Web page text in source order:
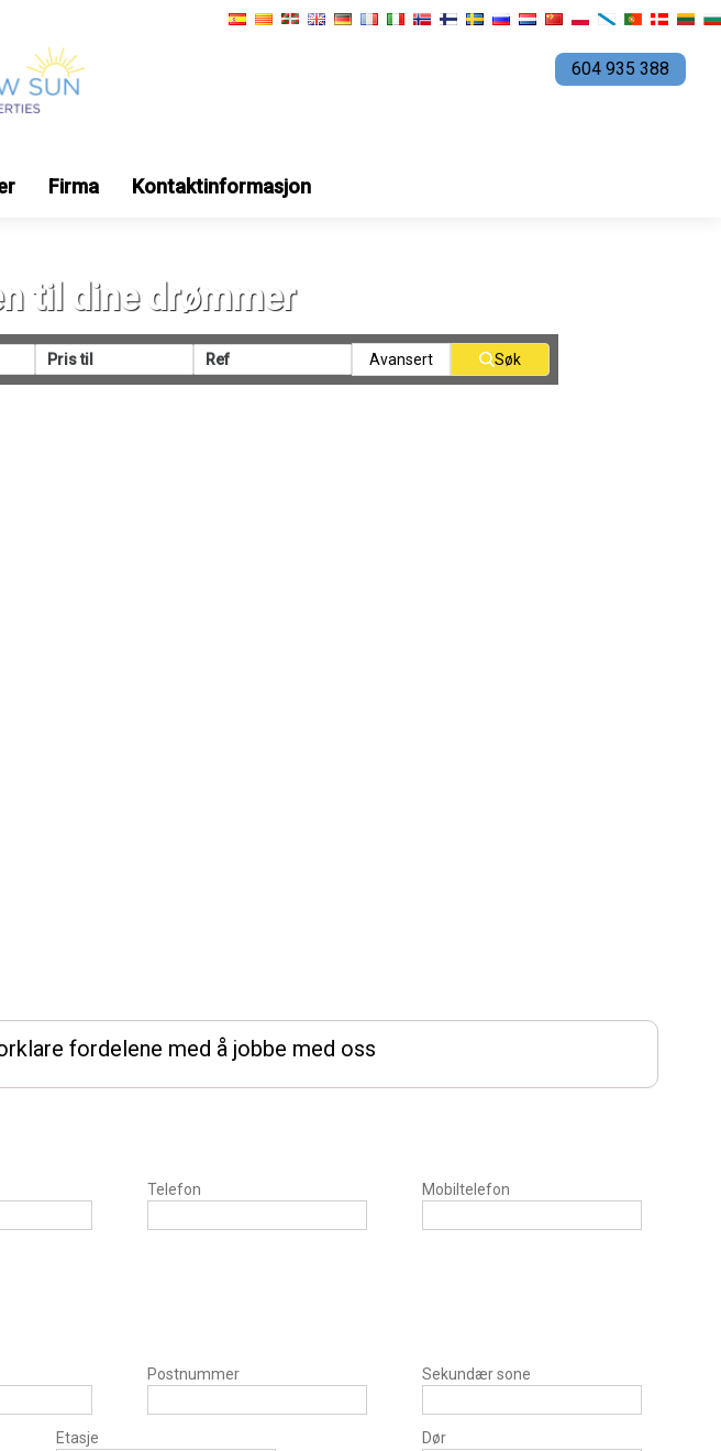
604 935 388
Firma Kontaktinformasjon
til dine drømmer
Avansert Søk
fordelene med å jobbe med oss
Telefon Mobiltelefon
Postnummer Sekundær sone
Etasje Dør